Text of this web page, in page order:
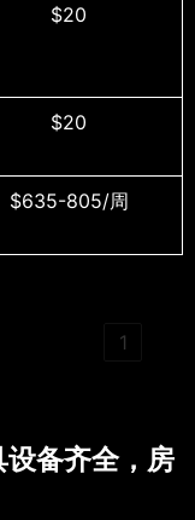
$20
$20
$635-805/周
1
备齐全，房